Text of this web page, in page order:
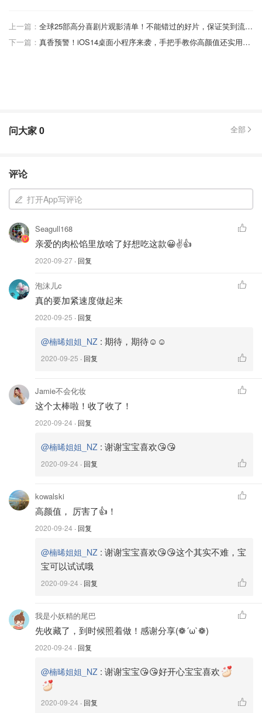
左右，用一根筷子在面糊中间撮一下，如果筷子拿出来是透
明状就是蒸熟了
⭐准备的色素有:巧克力粉，抹茶粉，甜菜根粉
⭐面团稍微放凉，将面团分成4份:
☆1份加入半茶匙甜菜根粉，揉搓均匀
☆1份加入1茶匙巧克力粉，揉搓均匀
☆1份加入1茶匙抹茶粉，揉搓均匀
☆1份原色
上一篇：
全球25部高分喜剧片观影清单！不能错过的好片，保证笑到流泪！
下一篇：
真香预警！iOS14桌面小程序来袭，手把手教你高颜值还实用的整理桌面方法！
问大家0 全部
评论
打开App写评论
Seagull168
亲爱的肉松馅里放啥了好想吃这款😀✌️👍
2020-09-27 · 回复
泡沫儿c
真的要加紧速度做起来
2020-09-25 · 回复
@楠晞姐姐_NZ : 期待，期待☺☺
2020-09-25 · 回复
Jamie不会化妆
这个太棒啦！收了收了！
2020-09-24 · 回复
@楠晞姐姐_NZ : 谢谢宝宝喜欢😘😘
2020-09-24 · 回复
kowalski
高颜值， 厉害了👍！
2020-09-24 · 回复
@楠晞姐姐_NZ : 谢谢宝宝喜欢😘😘这个其实不难，宝
宝可以试试哦
2020-09-24 · 回复
我是小妖精的尾巴
先收藏了，到时候照着做！感谢分享(❁´ω`❁)
2020-09-24 · 回复
@楠晞姐姐_NZ : 谢谢宝宝😘😘好开心宝宝喜欢
2020-09-24 · 回复